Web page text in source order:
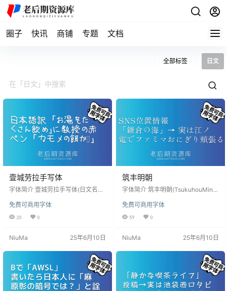
圈子 快讯 商铺 专题 文档
全部标签 日文
壹城劳拉手写体
字体简介 壹城劳拉手写体(日文名：
体包含基本拉丁文字/平假名/片假
名/JIS汉字水准的字体，还有一部分
著作权。请不要改造、再分发。这
体虽然不需要特别的许可，但是如
果您能向作者报告你使用过的话作
者会很高兴的。 另外，如因使用该
字体产生相关的纠纷等字体作者概
不负责。如果文字…
免费可商用字体
20 0
NiuMa 25年6月10日
筑丰明朝
字体简介 筑丰明朝(TsukuhouMinc
正文的明朝体而制作的免费可商用
字体。在保留传统部分的同时，通
字形，不仅仅是正文，标题和标题
是从“ZEN老字号明朝Regular”借用
的。再详细一点的说明从这里开
始。 安装后在PS、AI、word等软件
中若找不到该字体，可搜索名字
「築…
免费可商用字体
59 0
NiuMa 25年6月10日